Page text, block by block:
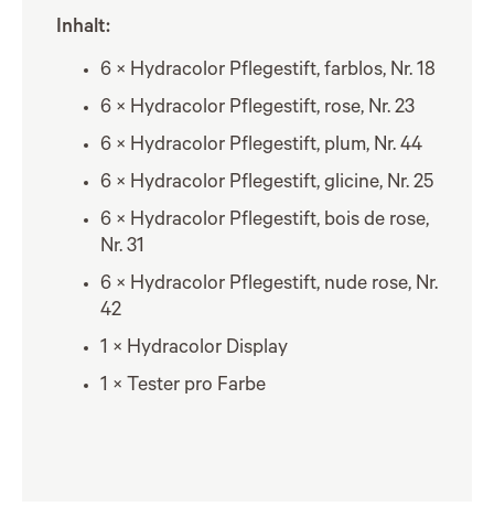
Inhalt:
6 × Hydracolor Pflegestift, farblos, Nr. 18
6 × Hydracolor Pflegestift, rose, Nr. 23
6 × Hydracolor Pflegestift, plum, Nr. 44
6 × Hydracolor Pflegestift, glicine, Nr. 25
6 × Hydracolor Pflegestift, bois de rose,
Nr. 31
6 × Hydracolor Pflegestift, nude rose, Nr.
42
1 × Hydracolor Display
1 × Tester pro Farbe